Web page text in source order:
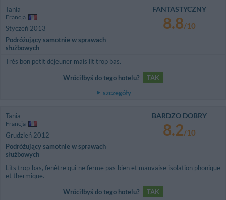
Tania
Francja
Styczeń 2013
Podróżujący samotnie w sprawach
służbowych
FANTASTYCZNY
8.8/10
Très bon petit déjeuner mais lit trop bas.
Wróciłbyś do tego hotelu?
TAK
szczegóły
Tania
Francja
Grudzień 2012
Podróżujący samotnie w sprawach
służbowych
BARDZO DOBRY
8.2/10
Lits trop bas, fenêtre qui ne ferme pas bien et mauvaise isolation phonique
et thermique.
Wróciłbyś do tego hotelu?
TAK